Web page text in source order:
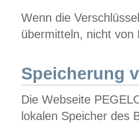
Wenn die
übermitteln, nicht von
Speicherung
Die Webseite
lokalen Speicher des